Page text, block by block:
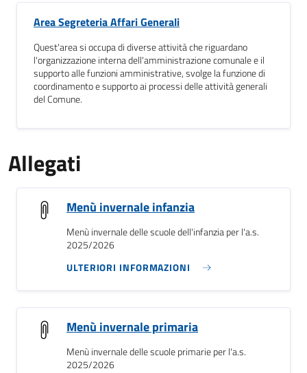
Area Segreteria Affari Generali
Quest'area si occupa di diverse attività che riguardano
l'organizzazione interna dell'amministrazione comunale e il
supporto alle funzioni amministrative, svolge la funzione di
coordinamento e supporto ai processi delle attività generali
del Comune.
Allegati
Menù invernale infanzia
Menù invernale delle scuole dell'infanzia per l'a.s.
2025/2026
ULTERIORI INFORMAZIONI
Menù invernale primaria
Menù invernale delle scuole primarie per l'a.s.
2025/2026